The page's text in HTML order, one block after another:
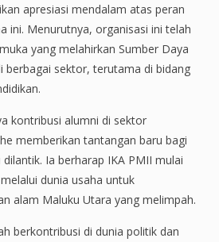
apresiasi mendalam atas peran
ini. Menurutnya, organisasi ini telah
yang melahirkan Sumber Daya
berbagai sektor, terutama di bidang
kontribusi alumni di sektor
memberikan tantangan baru bagi
Ia berharap IKA PMII mulai
dunia usaha untuk
alam Maluku Utara yang melimpah.
berkontribusi di dunia politik dan